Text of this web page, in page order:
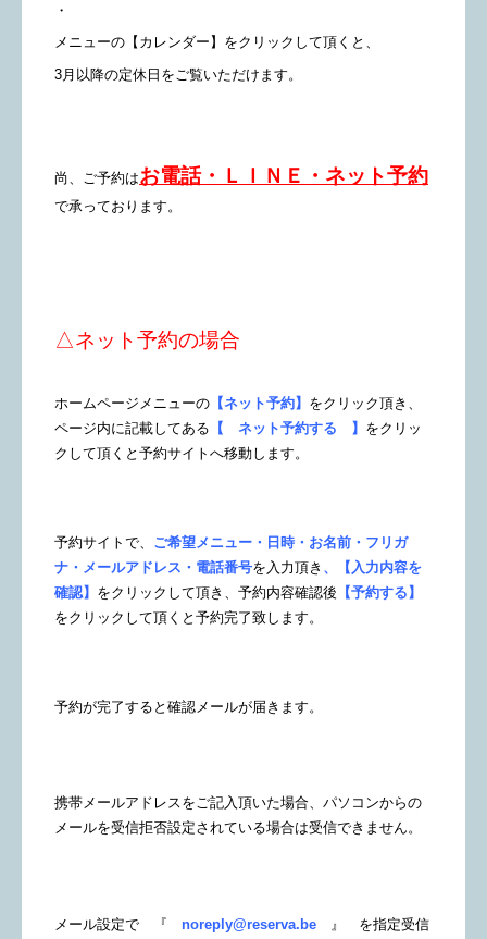
・
メニューの【カレンダー】をクリックして頂くと、
3月以降の定休日をご覧いただけます。
尚、ご予約はお電話・ＬＩＮＥ・ネット予約
で承っております。
△ネット予約の場合
ホームページメニューの 【ネット予約】 をクリック頂き、
ページ内に記載してある 【 ネット予約する 】 をクリッ
クして頂くと予約サイトへ移動します。
予約サイトで、 ご希望メニュー・日時・お名前・フリガ
ナ・メールアドレス・電話番号を入力頂き 、【入力内容を
確認】 をクリックして頂き、予約内容確認後 【予約する】
をクリックして頂くと予約完了致します。
予約が完了すると確認メールが届きます。
携帯メールアドレスをご記入頂いた場合、パソコンからの
メールを受信拒否設定されている場合は受信できません。
メール設定で 『 noreply@reserva.be 』 を指定受信